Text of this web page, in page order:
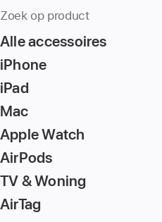
Zoek op product
Alle accessoires
iPhone
iPad
Mac
Apple Watch
AirPods
TV & Woning
AirTag